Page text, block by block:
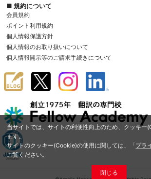
当サイトでは、サイトの利便性向上のため、クッキー
ます。
サイトのクッキー(Cookie)の使用に関しては、「プラ
ご覧ください。
閉じる
■ 規約について
会員規約
ポイント利用規約
個人情報保護方針
個人情報のお取り扱いについて
個人情報開示等のご請求手続きについて